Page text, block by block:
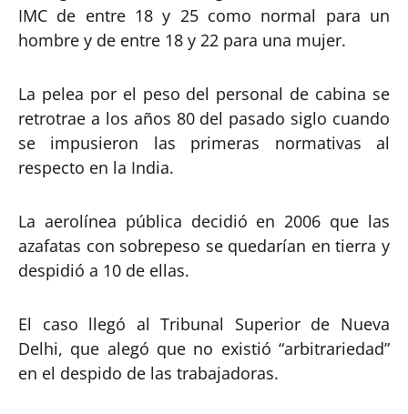
IMC de entre 18 y 25 como normal para un
hombre y de entre 18 y 22 para una mujer.
La pelea por el peso del personal de cabina se
retrotrae a los años 80 del pasado siglo cuando
se impusieron las primeras normativas al
respecto en la India.
La aerolínea pública decidió en 2006 que las
azafatas con sobrepeso se quedarían en tierra y
despidió a 10 de ellas.
El caso llegó al Tribunal Superior de Nueva
Delhi, que alegó que no existió “arbitrariedad”
en el despido de las trabajadoras.